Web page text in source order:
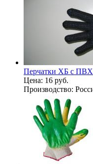
Перчатки ХБ с ПВХ
Цена: 16 руб.
Производство: